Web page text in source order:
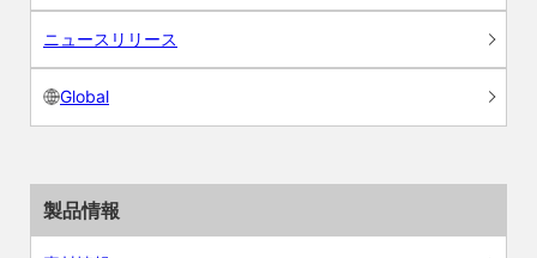
ニュースリリース
Global
製品情報